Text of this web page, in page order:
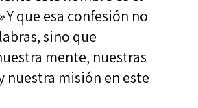
Y que esa confesión no
sino que
mente, nuestras
nuestra misión en este